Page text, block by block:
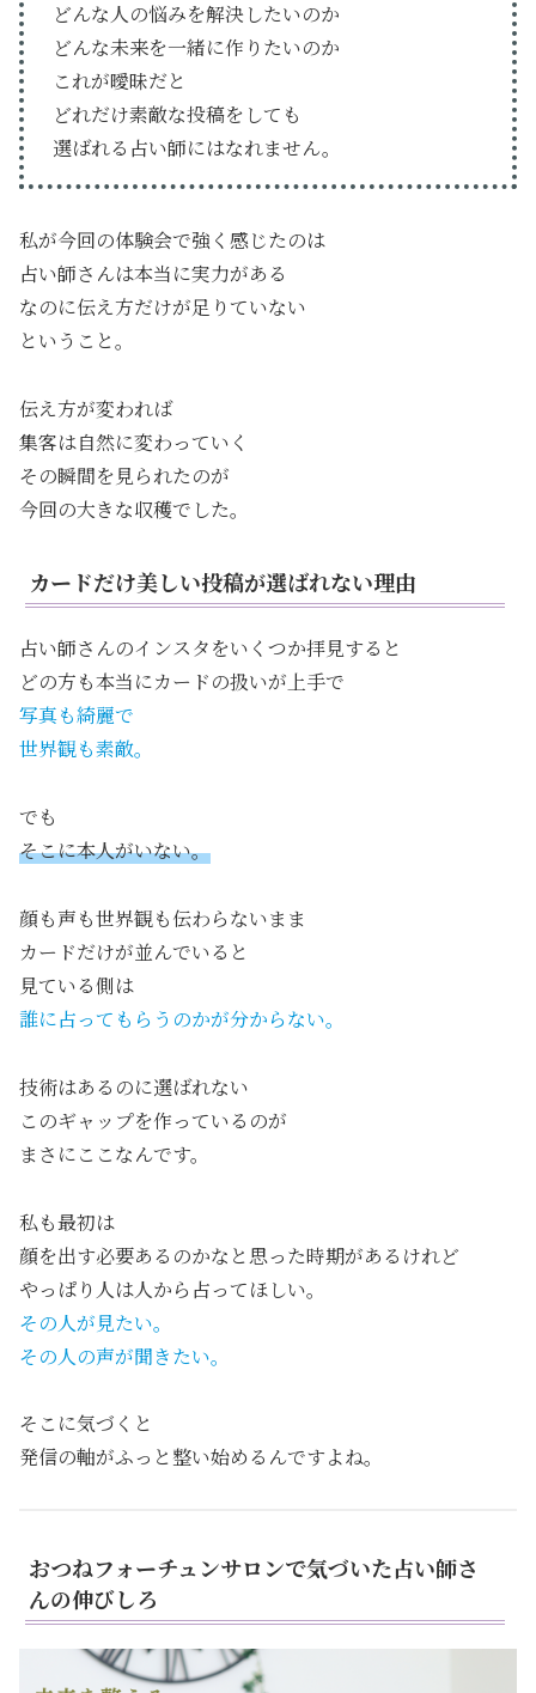
どんな人の悩みを解決したいのか
どんな未来を一緒に作りたいのか
これが曖昧だと
どれだけ素敵な投稿をしても
選ばれる占い師にはなれません。
私が今回の体験会で強く感じたのは
占い師さんは本当に実力がある
なのに伝え方だけが足りていない
ということ。
伝え方が変われば
集客は自然に変わっていく
その瞬間を見られたのが
今回の大きな収穫でした。
カードだけ美しい投稿が選ばれない理由
占い師さんのインスタをいくつか拝見すると
どの方も本当にカードの扱いが上手で
写真も綺麗で
世界観も素敵。
でも
そこに本人がいない。
顔も声も世界観も伝わらないまま
カードだけが並んでいると
見ている側は
誰に占ってもらうのかが分からない。
技術はあるのに選ばれない
このギャップを作っているのが
まさにここなんです。
私も最初は
顔を出す必要あるのかなと思った時期があるけれど
やっぱり人は人から占ってほしい。
その人が見たい。
その人の声が聞きたい。
そこに気づくと
発信の軸がふっと整い始めるんですよね。
おつねフォーチュンサロンで気づいた占い師さ
んの伸びしろ